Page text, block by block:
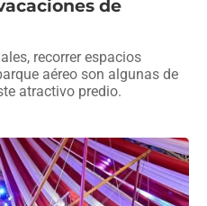
de
recorrer espacios
aéreo son algunas de
atractivo predio.